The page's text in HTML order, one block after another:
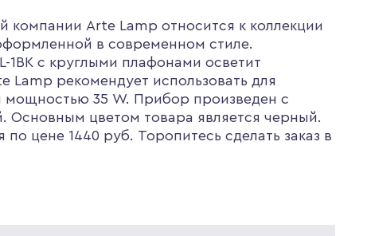
компании Arte Lamp относится к коллекции
в современном стиле.
1BK с круглыми плафонами осветит
рекомендует использовать для
мощностью 35 W. Прибор произведен с
цветом товара является черный.
цене 1440 руб. Торопитесь сделать заказ в